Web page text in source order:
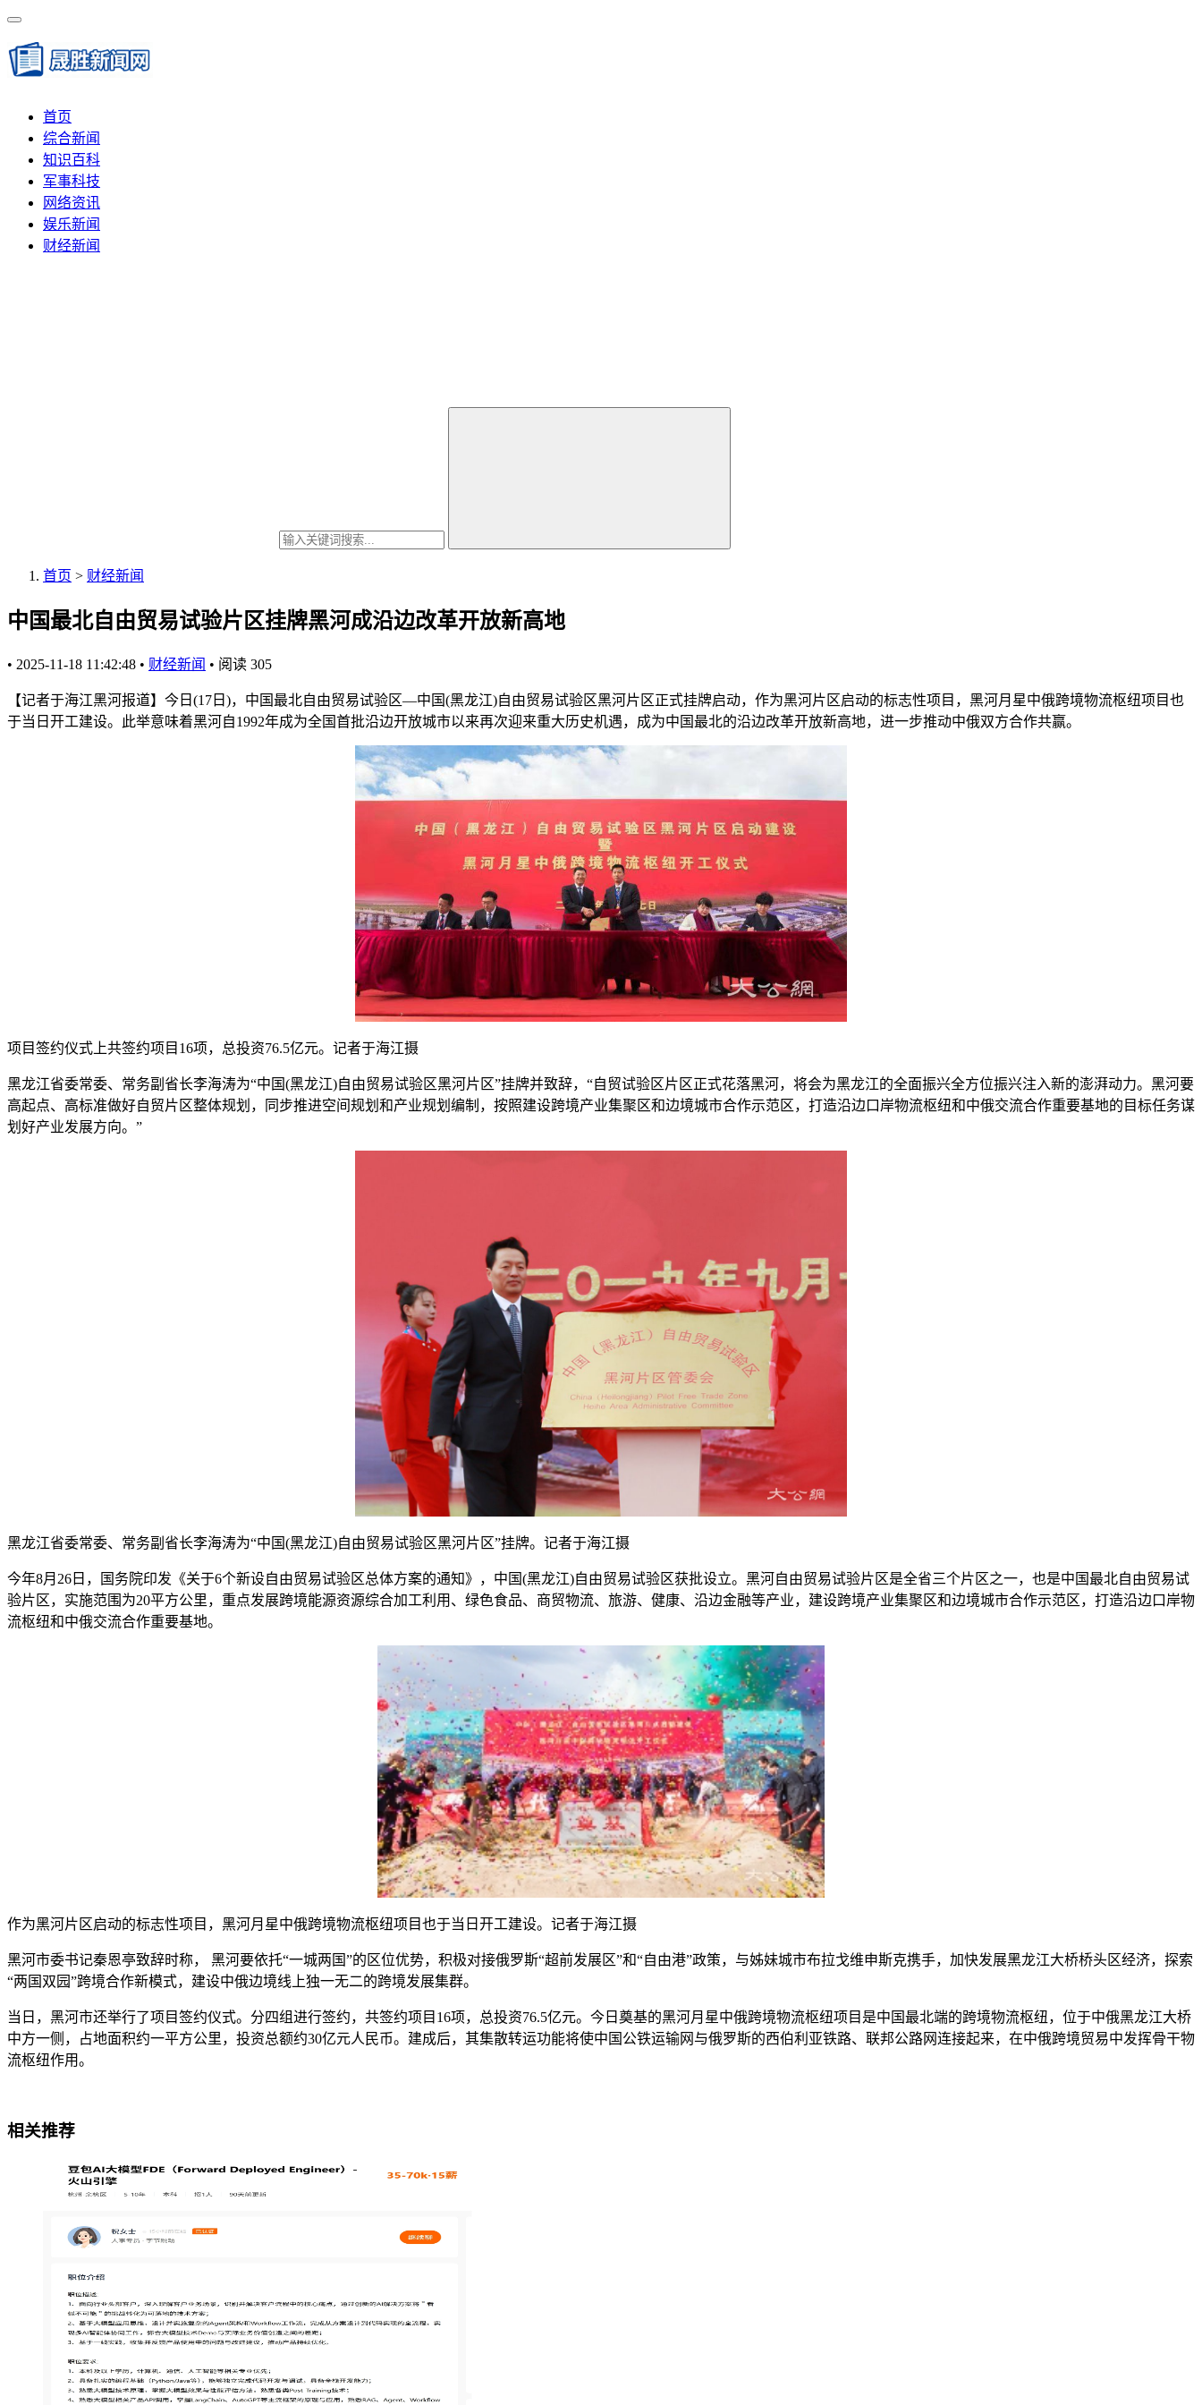
首页
综合新闻
知识百科
军事科技
网络资讯
娱乐新闻
财经新闻
首页 > 财经新闻
中国最北自由贸易试验片区挂牌黑河成沿边改革开放新高地
• 2025-11-18 11:42:48 • 财经新闻 • 阅读 305
【记者于海江黑河报道】今日(17日)，中国最北自由贸易试验区—中国(黑龙江)自由贸易试验区黑河片区正式挂牌启动，作为黑河片区启动的标志性项目，黑河月星中俄跨境物流枢纽项目也
于当日开工建设。此举意味着黑河自1992年成为全国首批沿边开放城市以来再次迎来重大历史机遇，成为中国最北的沿边改革开放新高地，进一步推动中俄双方合作共赢。
项目签约仪式上共签约项目16项，总投资76.5亿元。记者于海江摄
黑龙江省委常委、常务副省长李海涛为“中国(黑龙江)自由贸易试验区黑河片区”挂牌并致辞，“自贸试验区片区正式花落黑河，将会为黑龙江的全面振兴全方位振兴注入新的澎湃动力。黑河要
高起点、高标准做好自贸片区整体规划，同步推进空间规划和产业规划编制，按照建设跨境产业集聚区和边境城市合作示范区，打造沿边口岸物流枢纽和中俄交流合作重要基地的目标任务谋
划好产业发展方向。”
黑龙江省委常委、常务副省长李海涛为“中国(黑龙江)自由贸易试验区黑河片区”挂牌。记者于海江摄
今年8月26日，国务院印发《关于6个新设自由贸易试验区总体方案的通知》，中国(黑龙江)自由贸易试验区获批设立。黑河自由贸易试验片区是全省三个片区之一，也是中国最北自由贸易试
验片区，实施范围为20平方公里，重点发展跨境能源资源综合加工利用、绿色食品、商贸物流、旅游、健康、沿边金融等产业，建设跨境产业集聚区和边境城市合作示范区，打造沿边口岸物
流枢纽和中俄交流合作重要基地。
作为黑河片区启动的标志性项目，黑河月星中俄跨境物流枢纽项目也于当日开工建设。记者于海江摄
黑河市委书记秦恩亭致辞时称， 黑河要依托“一城两国”的区位优势，积极对接俄罗斯“超前发展区”和“自由港”政策，与姊妹城市布拉戈维申斯克携手，加快发展黑龙江大桥桥头区经济，探索
“两国双园”跨境合作新模式，建设中俄边境线上独一无二的跨境发展集群。
当日，黑河市还举行了项目签约仪式。分四组进行签约，共签约项目16项，总投资76.5亿元。今日奠基的黑河月星中俄跨境物流枢纽项目是中国最北端的跨境物流枢纽，位于中俄黑龙江大桥
中方一侧，占地面积约一平方公里，投资总额约30亿元人民币。建成后，其集散转运功能将使中国公铁运输网与俄罗斯的西伯利亚铁路、联邦公路网连接起来，在中俄跨境贸易中发挥骨干物
流枢纽作用。
相关推荐